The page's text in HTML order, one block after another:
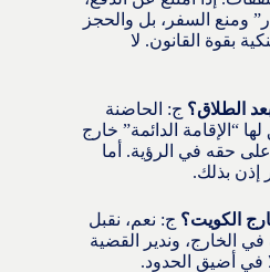
ومنع السفر، بل والحجز
بقوة القانون. لا
ج: الحاضنة
“الإقامة الدائمة” خارج
على حقه في الرؤية. أما
إذن بذلك.
ج: نعم، نقبل
في الخارج، وندير القضية
في أضيق الحدود.